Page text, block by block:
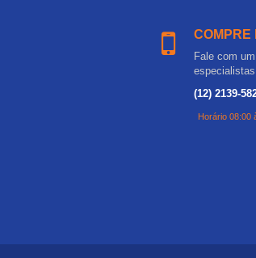
COMPRE
Fale com
especialistas.
(12) 2139-
Horário 08:00